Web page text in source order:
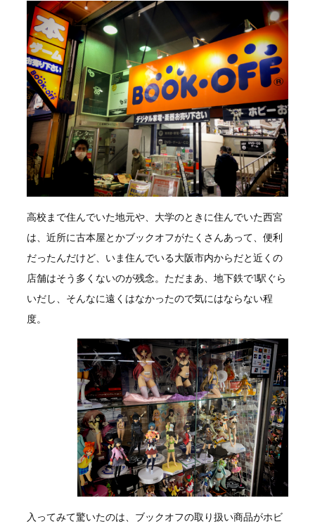
高校まで住んでいた地元や、大学のときに住んでいた西宮
は、近所に古本屋とかブックオフがたくさんあって、便利
だったんだけど、いま住んでいる大阪市内からだと近くの
店舗はそう多くないのが残念。ただまあ、地下鉄で1駅ぐら
いだし、そんなに遠くはなかったので気にはならない程
度。
入ってみて驚いたのは、ブックオフの取り扱い商品がホビ